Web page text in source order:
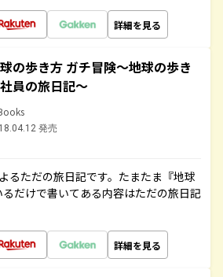
詳細を見る
の歩き方 ガチ冒険～地球の歩き
員の旅日記～
発売
るただの旅日記です。たまたま『地球
だけで書いてある内容はただの旅日記
詳細を見る